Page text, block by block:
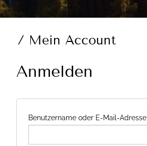
/ Mein Account
Anmelden
Benutzername oder E-Mail-Adresse